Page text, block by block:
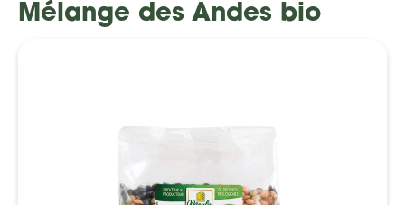
Mélange des Andes bio